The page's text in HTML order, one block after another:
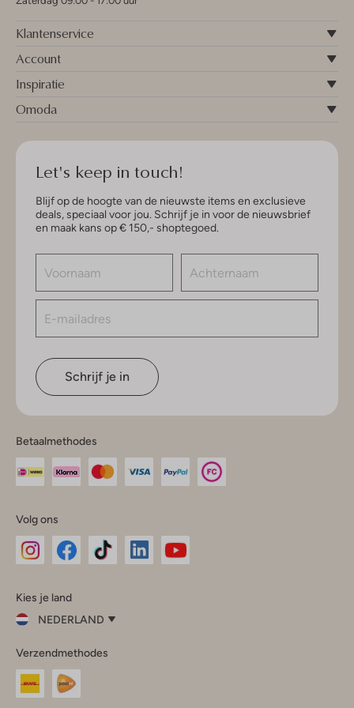
Klantenservice
Account
Inspiratie
Omoda
Let's keep in touch!
Blijf op de hoogte van de nieuwste items en exclusieve
deals, speciaal voor jou. Schrijf je in voor de nieuwsbrief
en maak kans op € 150,- shoptegoed.
Schrijf je in
Betaalmethodes
Volg ons
InstagramFacebook
Kies je land
NEDERLAND
je
land
Nederland
Verzendmethodes